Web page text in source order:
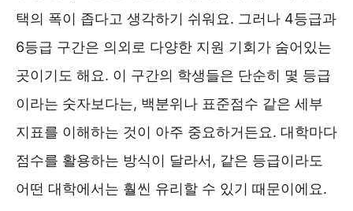
택의 폭이 좁다고 생각하기 쉬워요. 그러나 4등급과
6등급 구간은 의외로 다양한 지원 기회가 숨어있는
곳이기도 해요. 이 구간의 학생들은 단순히 몇 등급
이라는 숫자보다는, 백분위나 표준점수 같은 세부
지표를 이해하는 것이 아주 중요하거든요. 대학마다
점수를 활용하는 방식이 달라서, 같은 등급이라도
어떤 대학에서는 훨씬 유리할 수 있기 때문이에요.